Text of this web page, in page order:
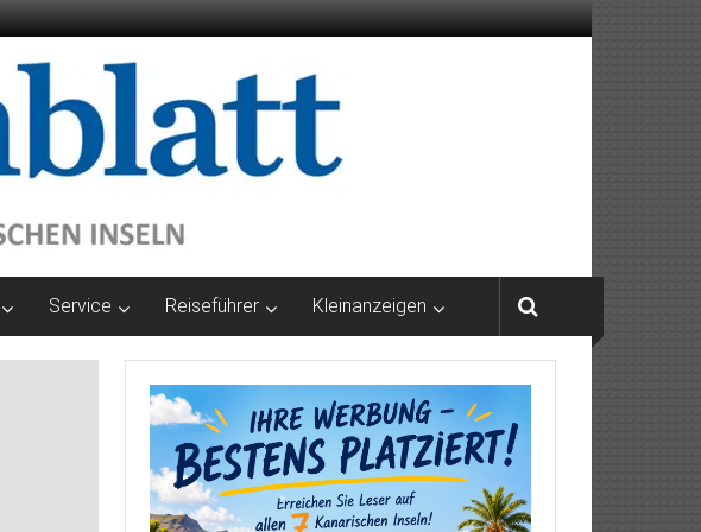
Service Reiseführer Kleinanzeigen